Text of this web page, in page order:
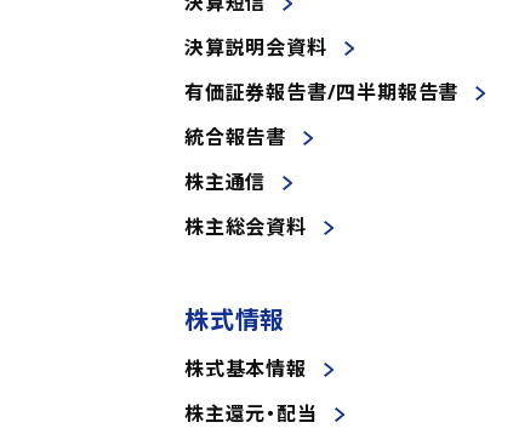
決算説明会資料
有価証券報告書/四半期報告書
統合報告書
株主通信
株主総会資料
株式情報
株式基本情報
株主還元・配当